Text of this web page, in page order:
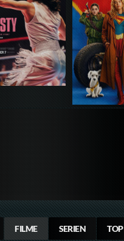
FILME SERIEN TOP